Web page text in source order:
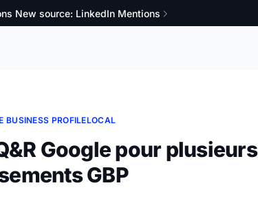
New source: LinkedIn Mentions
BUSINESS PROFILELOCAL
Google pour plusieurs
GBP